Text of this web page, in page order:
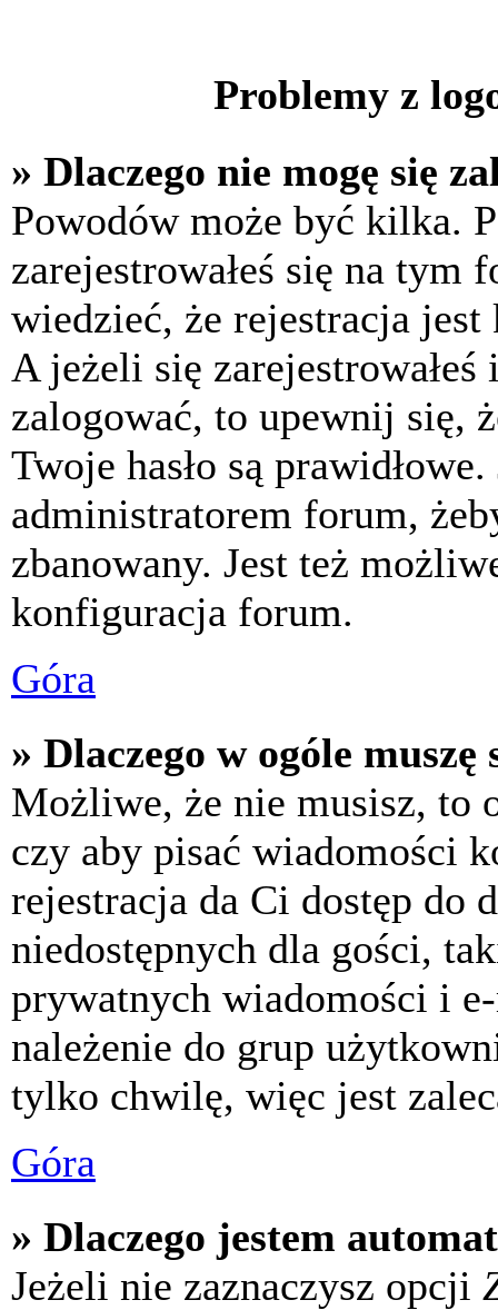
Problemy z
» Dlaczego nie mogę się
Powodów może być kilka.
zarejestrowałeś się na tym
wiedzieć, że rejestracja
A jeżeli się
zalogować, to upewnij się,
Twoje hasło są
administratorem forum,
zbanowany. Jest też
konfiguracja forum.
Góra
» Dlaczego w ogóle
Możliwe, że nie musisz, to
czy aby pisać wiadomości
rejestracja da Ci dostęp do
niedostępnych dla gości,
prywatnych wiadomości i
należenie do grup
tylko chwilę, więc jest
Góra
» Dlaczego jestem
Jeżeli nie zaznaczysz opcji